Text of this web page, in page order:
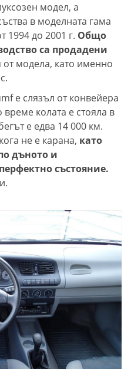
модел, а
в моделната гама
1994 до 2001 г. Общо
са продадени
от модела, като именно
е слязъл от конвейера
колата е стояла в
е едва 14 000 км.
не е карана, като
дъното и
състояние.